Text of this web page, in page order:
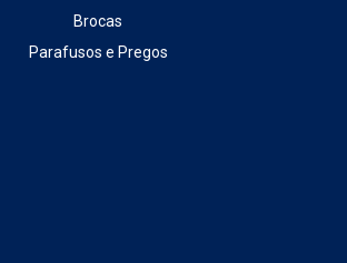
Brocas
Parafusos e Pregos